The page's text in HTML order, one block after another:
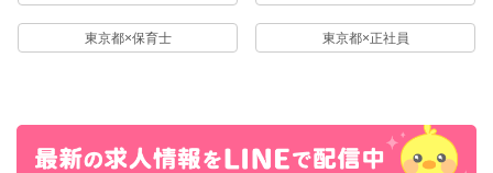
東京都×保育士 東京都×正社員